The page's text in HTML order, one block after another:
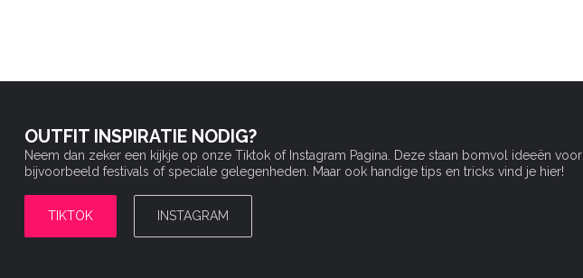
OUTFIT INSPIRATIE NODIG?
Neem dan zeker een kijkje op onze Tiktok of Instagram Pagina. Deze staan bomvol ideeën voor
bijvoorbeeld festivals of speciale gelegenheden. Maar ook handige tips en tricks vind je hier!
TIKTOK INSTAGRAM